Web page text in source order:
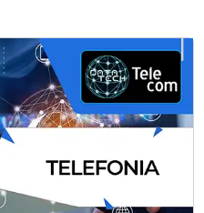
para empresas e